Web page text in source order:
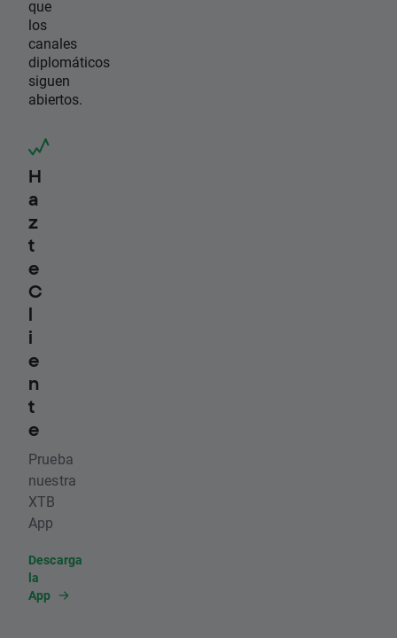
que
los
canales
diplomáticos
siguen
abiertos.
H
a
z
t
e
C
l
i
e
n
t
e
Prueba
nuestra
XTB
App
Descarga
la
App